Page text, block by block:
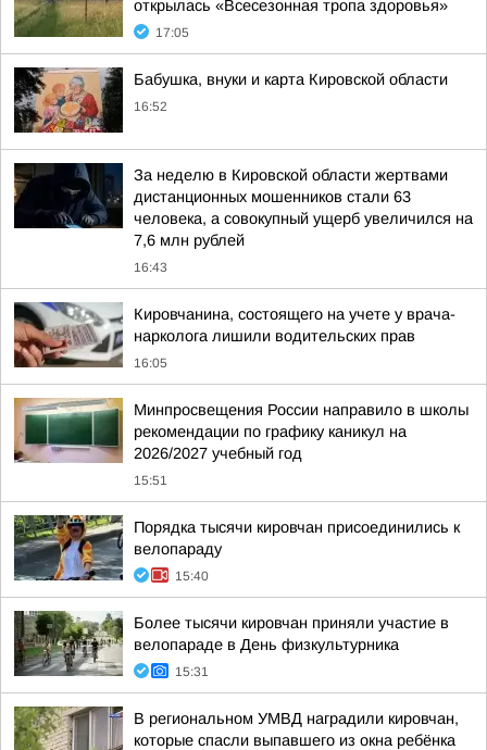
открылась «Всесезонная тропа здоровья»
17:05
Бабушка, внуки и карта Кировской области
16:52
За неделю в Кировской области жертвами
дистанционных мошенников стали 63
человека, а совокупный ущерб увеличился на
7,6 млн рублей
16:43
Кировчанина, состоящего на учете у врача-
нарколога лишили водительских прав
16:05
Минпросвещения России направило в школы
рекомендации по графику каникул на
2026/2027 учебный год
15:51
Порядка тысячи кировчан присоединились к
велопараду
15:40
Более тысячи кировчан приняли участие в
велопараде в День физкультурника
15:31
В региональном УМВД наградили кировчан,
которые спасли выпавшего из окна ребёнка